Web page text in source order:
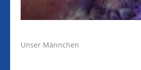
Unser Männchen